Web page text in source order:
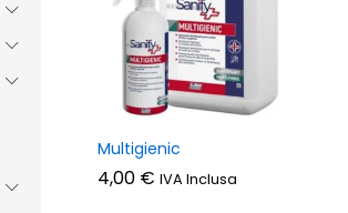
Multigienic
4,00 € IVA Inclusa
4,00 €